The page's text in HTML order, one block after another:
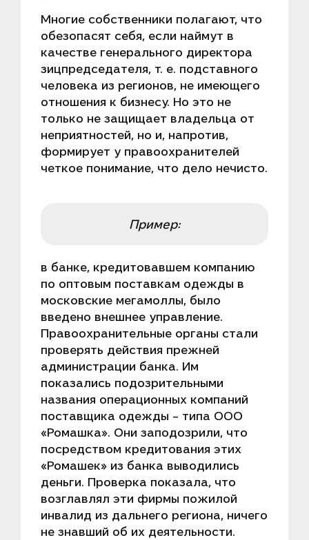
Многие собственники полагают, что
обезопасят себя, если наймут в
качестве генерального директора
зицпредседателя, т. е. подставного
человека из регионов, не имеющего
отношения к бизнесу. Но это не
только не защищает владельца от
неприятностей, но и, напротив,
формирует у правоохранителей
четкое понимание, что дело нечисто.
Пример:
в банке, кредитовавшем компанию
по оптовым поставкам одежды в
московские мегамоллы, было
введено внешнее управление.
Правоохранительные органы стали
проверять действия прежней
администрации банка. Им
показались подозрительными
названия операционных компаний
поставщика одежды – типа ООО
«Ромашка». Они заподозрили, что
посредством кредитования этих
«Ромашек» из банка выводились
деньги. Проверка показала, что
возглавлял эти фирмы пожилой
инвалид из дальнего региона, ничего
не знавший об их деятельности.